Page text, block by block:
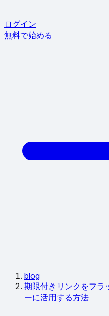
ログイン
無料で始める
blog
期限付きリンクをフラ
ーに活用する方法